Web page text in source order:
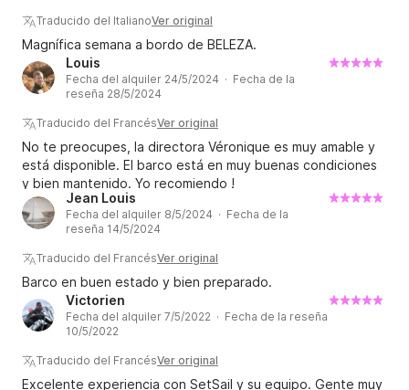
Traducido del ItalianoVer original
Magnífica semana a bordo de BELEZA.
Louis
Fecha del alquiler 24/5/2024 · Fecha de la
reseña 28/5/2024
Traducido del FrancésVer original
No te preocupes, la directora Véronique es muy amable y
está disponible. El barco está en muy buenas condiciones
y bien mantenido. Yo recomiendo !
Jean Louis
Fecha del alquiler 8/5/2024 · Fecha de la
reseña 14/5/2024
Traducido del FrancésVer original
Barco en buen estado y bien preparado.
Victorien
Fecha del alquiler 7/5/2022 · Fecha de la reseña
10/5/2022
Traducido del FrancésVer original
Excelente experiencia con SetSail y su equipo. Gente muy